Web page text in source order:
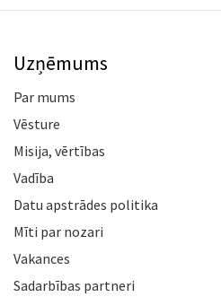
Uzņēmums
Par mums
Vēsture
Misija, vērtības
Vadība
Datu apstrādes politika
Mīti par nozari
Vakances
Sadarbības partneri